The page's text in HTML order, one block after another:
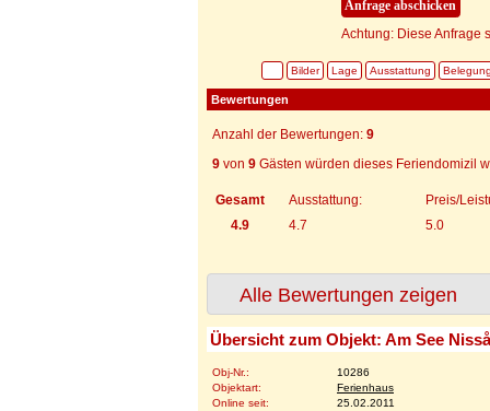
Achtung: Diese Anfrage
Bilder Lage Ausstattung
Bewertungen
Anzahl der Bewertungen: 9
9 von 9 Gästen würden dieses Feriendomizil
Gesamt
4.9
Ausstattung:
4.7
Preis/
5.0
Alle Bewertungen zeigen
Übersicht zum Objekt: Am See
Obj-Nr.:
10286
Objektart:
Ferienhaus
Online seit:
25.02.2011